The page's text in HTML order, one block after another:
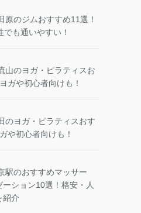
原のジムおすすめ11選！
も通いやすい！
山のヨガ・ピラティスお
ガや初心者向けも！
のヨガ・ピラティスおす
や初心者向けも！
駅のおすすめマッサー
ション10選！格安・人
紹介